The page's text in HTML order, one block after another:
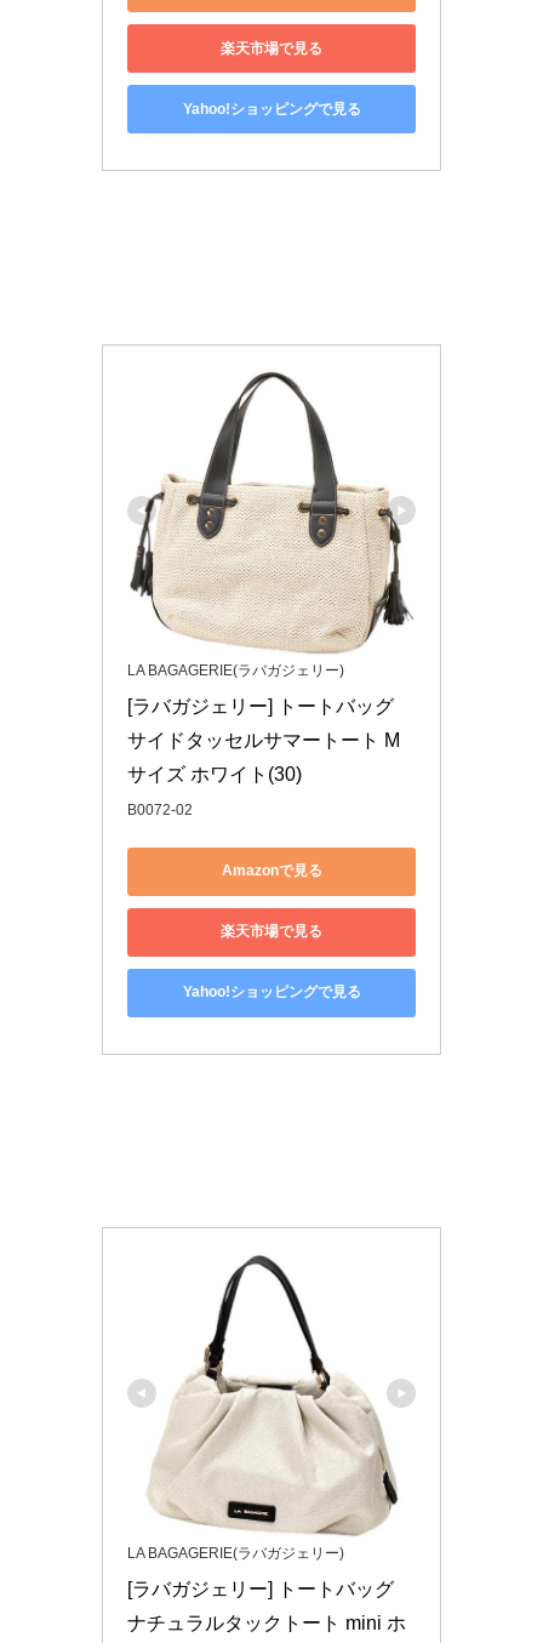
楽天市場で見る
Yahoo!ショッピングで見る
LA BAGAGERIE(ラバガジェリー)
[ラバガジェリー] トートバッグ
サイドタッセルサマートート M
サイズ ホワイト(30)
B0072-02
Amazonで見る
楽天市場で見る
Yahoo!ショッピングで見る
LA BAGAGERIE(ラバガジェリー)
[ラバガジェリー] トートバッグ
ナチュラルタックトート mini ホ